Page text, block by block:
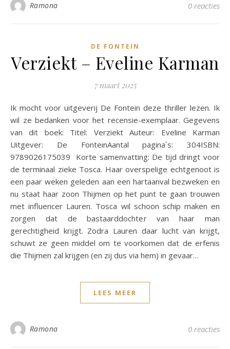
Ramona 0 reacties
DE FONTEIN
Verziekt – Eveline Karman
7 maart 2025
Ik mocht voor uitgeverij De Fontein deze thriller lezen. Ik
wil ze bedanken voor het recensie-exemplaar. Gegevens
van dit boek: Titel: Verziekt Auteur: Eveline Karman
Uitgever: De FonteinAantal pagina´s: 304ISBN:
9789026175039 Korte samenvatting: De tijd dringt voor
de terminaal zieke Tosca. Haar overspelige echtgenoot is
een paar weken geleden aan een hartaanval bezweken en
nu staat haar zoon Thijmen op het punt te gaan trouwen
met influencer Lauren. Tosca wil schoon schip maken en
zorgen dat de bastaarddochter van haar man
gerechtigheid krijgt. Zodra Lauren daar lucht van krijgt,
schuwt ze geen middel om te voorkomen dat de erfenis
die Thijmen zal krijgen (en zij dus via hem) in gevaar…
LEES MEER
Ramona 0 reacties